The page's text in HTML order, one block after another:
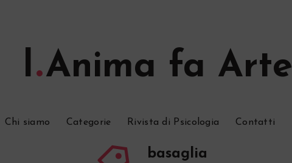
l Anima fa Arte
Chi siamo Categorie Rivista di Psicologia Contatti
basaglia